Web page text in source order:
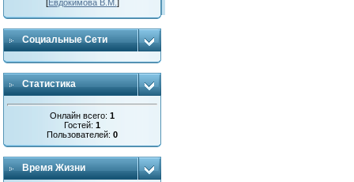
[Евдокимова В.М. ]
Социальные Сети
Статистика
Онлайн всего:1
Гостей:1
Пользователей:0
Время Жизни